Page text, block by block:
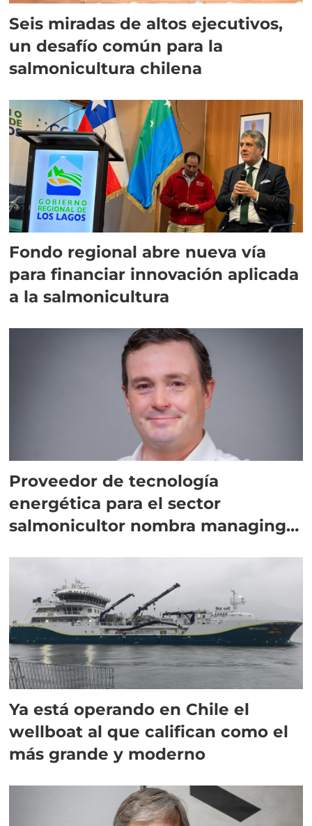
Seis miradas de altos ejecutivos,
un desafío común para la
salmonicultura chilena
Fondo regional abre nueva vía
para financiar innovación aplicada
a la salmonicultura
Proveedor de tecnología
energética para el sector
salmonicultor nombra managing
Ya está operando en Chile el
wellboat al que califican como el
más grande y moderno